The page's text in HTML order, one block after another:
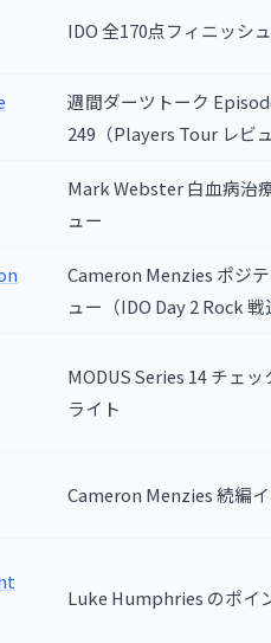
IDO 全170点フィニッシ
週間ダーツトーク
249（Players Tour レビュ
Mark Webster 白血病治
ュー
Cameron Menzies ポジ
ュー（IDO Day 2 Rock 戦
MODUS Series 14 チェ
ライト
Cameron Menzies 続編
Luke Humphries のポイ